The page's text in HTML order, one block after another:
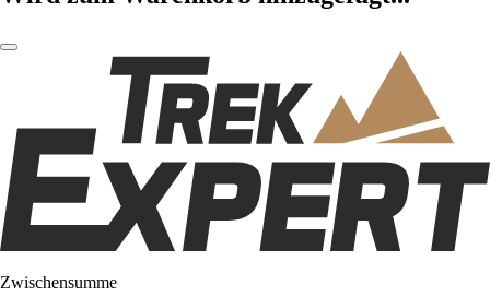
Zwischensumme